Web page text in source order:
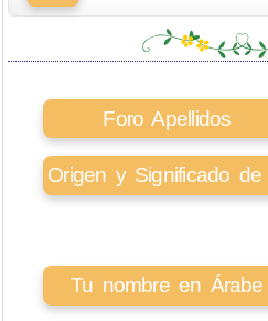
Foro Apellidos
Origen y Significado
Tu nombre en Árabe